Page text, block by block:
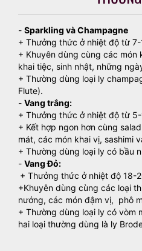
- Sparkling và Champagne
+ Thưởng thức ở nhiệt độ từ 7-
+ Khuyên dùng cùng các
khai tiệc, sinh nhật, những
+ Thường dùng loại ly
Flute).
- Vang trắng:
+ Thưởng thức ở nhiệt độ từ
+ Kết hợp ngon hơn cùng
mát, các món khai vị, sashimi
+ Thường dùng loại ly có bầu
- Vang Đỏ:
+ Thưởng thức ở nhiệt độ 18-
+Khuyên dùng cùng các loại
nướng, các món đậm vị, phô
+ Thường dùng loại ly có vòm
hai loại thường dùng là ly